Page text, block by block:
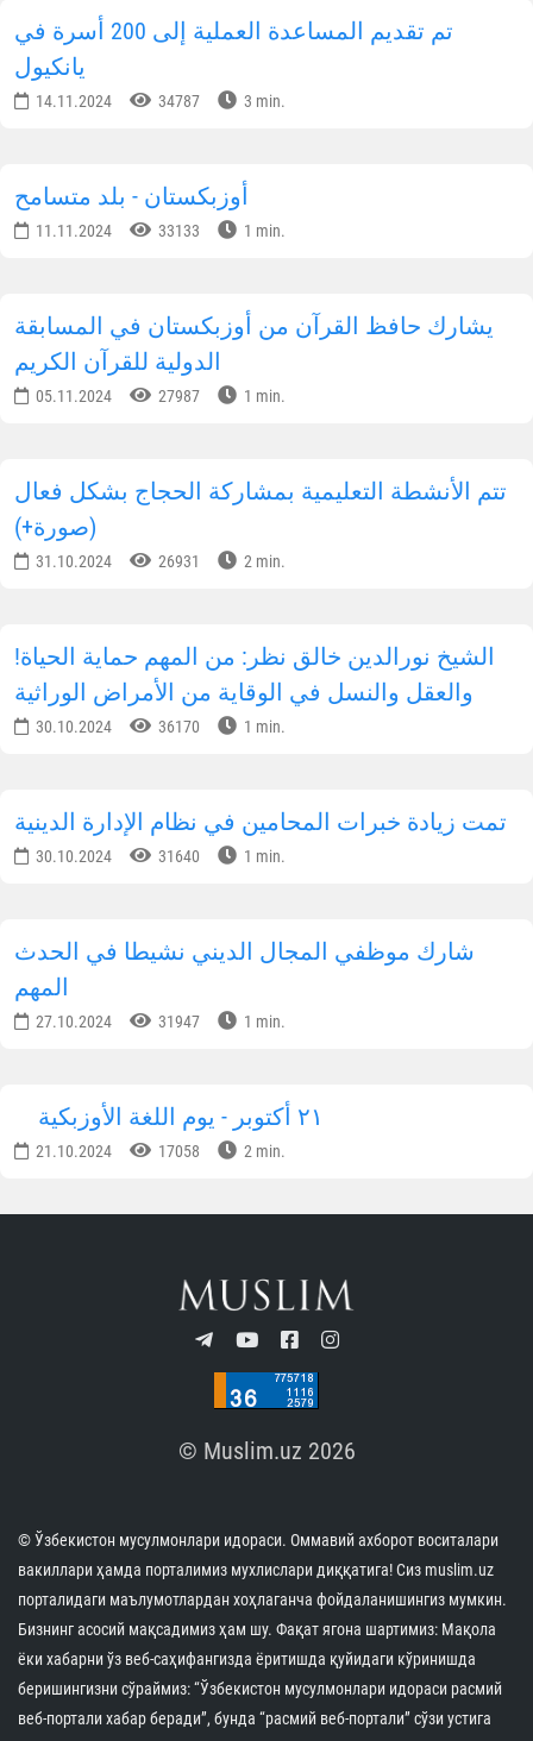
تم تقديم المساعدة العملية إلى 200 أسرة في
يانكيول
14.11.2024 34787 3 min.
أوزبكستان - بلد متسامح
11.11.2024 33133 1 min.
يشارك حافظ القرآن من أوزبكستان في المسابقة
الدولية للقرآن الكريم
05.11.2024 27987 1 min.
تتم الأنشطة التعليمية بمشاركة الحجاج بشكل فعال
(صورة+)
31.10.2024 26931 2 min.
!الشيخ نورالدين خالق نظر: من المهم حماية الحياة
والعقل والنسل في الوقاية من الأمراض الوراثية
30.10.2024 36170 1 min.
تمت زيادة خبرات المحامين في نظام الإدارة الدينية
30.10.2024 31640 1 min.
شارك موظفي المجال الديني نشيطا في الحدث
المهم
27.10.2024 31947 1 min.
٢١ أكتوبر - يوم اللغة الأوزبكية
21.10.2024 17058 2 min.
© Muslim.uz 2026
© Ўзбекистон мусулмонлари идораси. Оммавий ахборот воситалари
вакиллари ҳамда порталимиз мухлислари диққатига! Сиз muslim.uz
порталидаги маълумотлардан хоҳлаганча фойдаланишингиз мумкин.
Бизнинг асосий мақсадимиз ҳам шу. Фақат ягона шартимиз: Мақола
ёки хабарни ўз веб-саҳифангизда ёритишда қуйидаги кўринишда
беришингизни сўраймиз: “Ўзбекистон мусулмонлари идораси расмий
веб-портали хабар беради”, бунда “расмий веб-портали” сўзи устига